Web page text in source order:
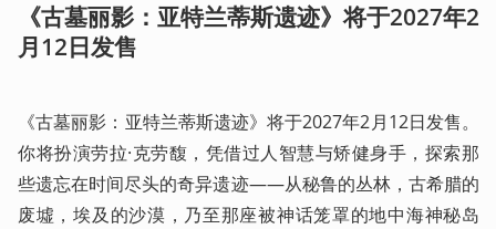
《古墓丽影：亚特兰蒂斯遗迹》将于2027年2
月12日发售
《古墓丽影：亚特兰蒂斯遗迹》将于2027年2月12日发售。
你将扮演劳拉·克劳馥，凭借过人智慧与矫健身手，探索那
些遗忘在时间尽头的奇异遗迹——从秘鲁的丛林，古希腊的
废墟，埃及的沙漠，乃至那座被神话笼罩的地中海神秘岛